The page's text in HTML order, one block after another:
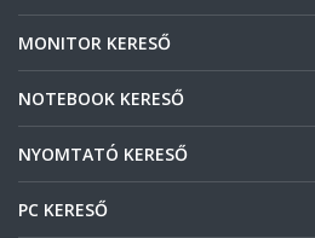
MONITOR KERESŐ
NOTEBOOK KERESŐ
NYOMTATÓ KERESŐ
PC KERESŐ